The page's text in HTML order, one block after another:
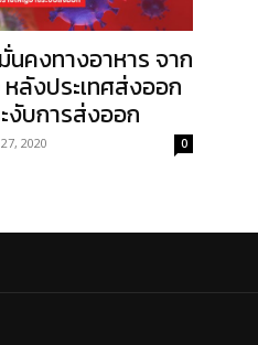
นคงทางอาหาร จาก
ลังประเทศส่งออก
งับการส่งออก
2020 0